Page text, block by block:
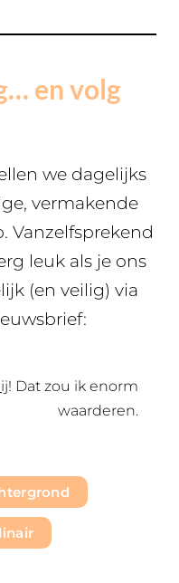
en volg
we dagelijks
vermakende
Vanzelfsprekend
leuk als je ons
(en veilig) via
! Dat zou ik enorm
waarderen.